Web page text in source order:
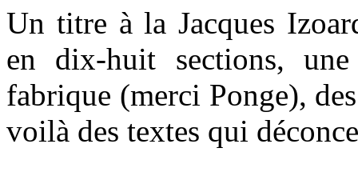
Un titre à la Jacques
en dix-huit sections,
fabrique (merci Ponge),
voilà des textes qui